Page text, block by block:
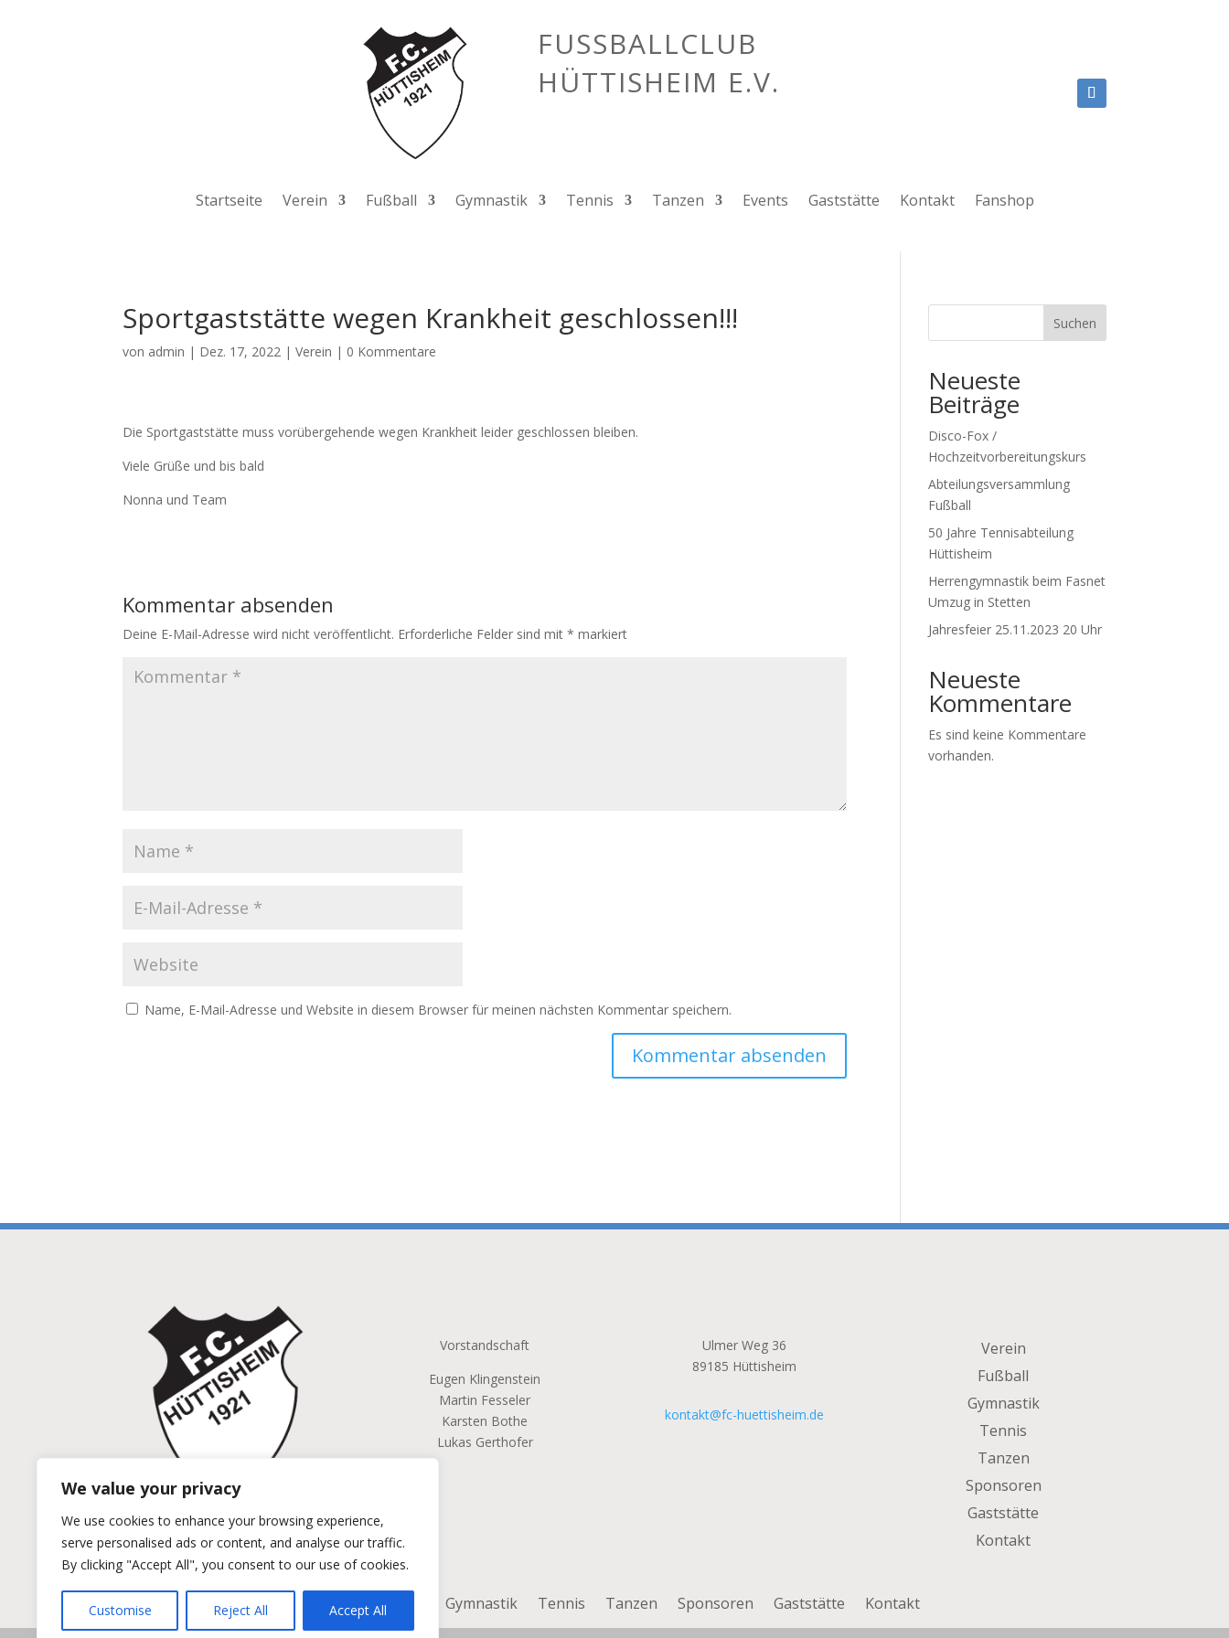
We value your privacy
We use cookies to enhance your browsing experience,
serve personalised ads or content, and analyse our traffic.
By clicking "Accept All", you consent to our use of cookies.
Customise Reject All Accept All
FUSSBALLCLUB
HÜTTISHEIM E.V.
Startseite Verein Fußball Gymnastik Tennis Tanzen Events Gaststätte Kontakt Fanshop
Sportgaststätte wegen Krankheit geschlossen!!!
von admin | Dez. 17, 2022 |Verein | 0 Kommentare
Die Sportgaststätte muss vorübergehende wegen Krankheit leider geschlossen bleiben.
Viele Grüße und bis bald
Nonna und Team
Kommentar absenden
Deine E-Mail-Adresse wird nicht veröffentlicht. Erforderliche Felder sind mit* markiert
Name, E-Mail-Adresse und Website in diesem Browser für meinen nächsten Kommentar speichern.
Suchen
Neueste
Beiträge
Disco-Fox /
Hochzeitvorbereitungskurs
Abteilungsversammlung
Fußball
50 Jahre Tennisabteilung
Hüttisheim
Herrengymnastik beim Fasnet
Umzug in Stetten
Jahresfeier 25.11.2023 20 Uhr
Neueste
Kommentare
Es sind keine Kommentare
vorhanden.
Vorstandschaft
Eugen Klingenstein
Martin Fesseler
Karsten Bothe
Lukas Gerthofer
Ulmer Weg 36
89185 Hüttisheim
kontakt@fc-huettisheim.de
Verein
Fußball
Gymnastik
Tennis
Tanzen
Sponsoren
Gaststätte
Kontakt
Verein Fußball Gymnastik Tennis Tanzen Sponsoren Gaststätte Kontakt